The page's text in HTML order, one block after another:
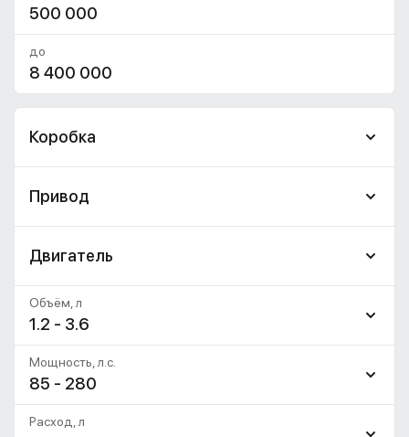
до
Коробка
Привод
Двигатель
1.2 - 3.6
Объём, л
85 - 280
Мощность, л.с.
Расход, л